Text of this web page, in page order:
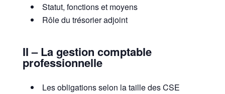
Statut, fonctions et moyens
Rôle du trésorier adjoint
II – La gestion comptable
professionnelle
Les obligations selon la taille des CSE